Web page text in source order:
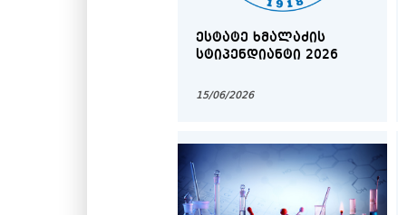
ᲔᲡᲢᲐᲢᲔ ᲮᲛᲐᲚᲐᲫᲘᲡ
ᲡᲢᲘᲞᲔᲜᲓᲘᲐᲜᲢᲘ 2026
15/06/2026